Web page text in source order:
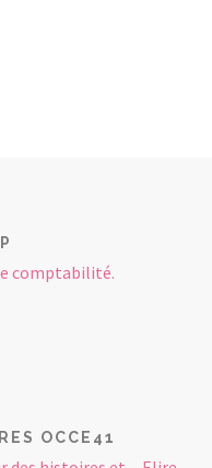
comptabilité.
OCCE41